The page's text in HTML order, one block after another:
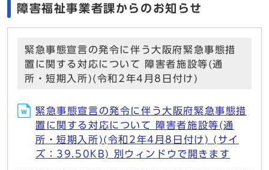
障害福祉事業者課からのお知らせ
緊急事態宣言の発令に伴う大阪府緊急事態措
置に関する対応について 障害者施設等(通
所・短期入所)(令和2年4月8日付け)
緊急事態宣言の発令に伴う大阪府緊急事態措
置に関する対応について 障害者施設等(通
所・短期入所)(令和2年4月8日付け) (サイ
ズ：39.50KB) 別ウィンドウで開きます